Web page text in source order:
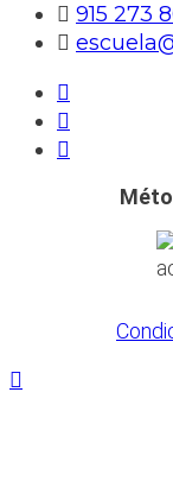
915 273